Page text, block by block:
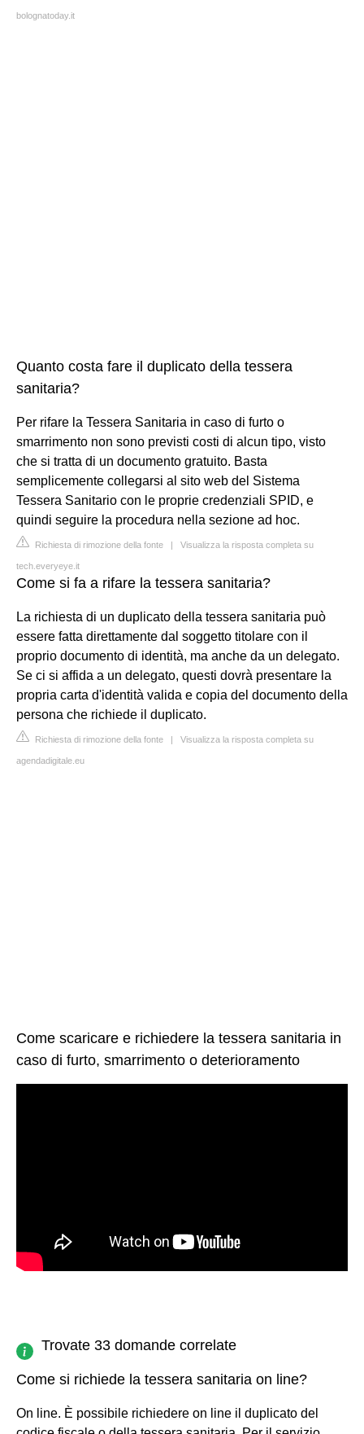
bolognatoday.it
Quanto costa fare il duplicato della tessera
sanitaria?
Per rifare la Tessera Sanitaria in caso di furto o
smarrimento non sono previsti costi di alcun tipo, visto
che si tratta di un documento gratuito. Basta
semplicemente collegarsi al sito web del Sistema
Tessera Sanitario con le proprie credenziali SPID, e
quindi seguire la procedura nella sezione ad hoc.
Richiesta di rimozione della fonte | Visualizza la risposta completa su
tech.everyeye.it
Come si fa a rifare la tessera sanitaria?
La richiesta di un duplicato della tessera sanitaria può
essere fatta direttamente dal soggetto titolare con il
proprio documento di identità, ma anche da un delegato.
Se ci si affida a un delegato, questi dovrà presentare la
propria carta d'identità valida e copia del documento della
persona che richiede il duplicato.
Richiesta di rimozione della fonte | Visualizza la risposta completa su
agendadigitale.eu
Come scaricare e richiedere la tessera sanitaria in
caso di furto, smarrimento o deterioramento
Trovate 33 domande correlate
Come si richiede la tessera sanitaria on line?
On line. È possibile richiedere on line il duplicato del